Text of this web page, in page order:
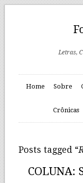
Letras,
Home Sobre
Crônicas
Posts tagged “
COLUNA: